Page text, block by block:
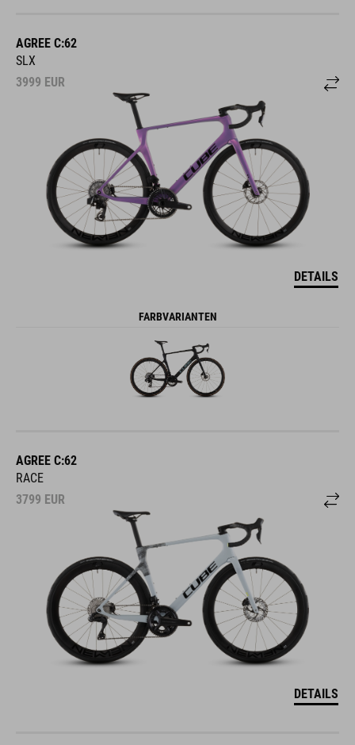
AGREE C:62
SLX
3999 EUR
DETAILS
FARBVARIANTEN
AGREE C:62
RACE
3799 EUR
DETAILS